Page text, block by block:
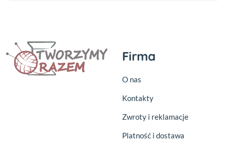
Firma
O nas
Kontakty
Zwroty i reklamacje
Platność i dostawa